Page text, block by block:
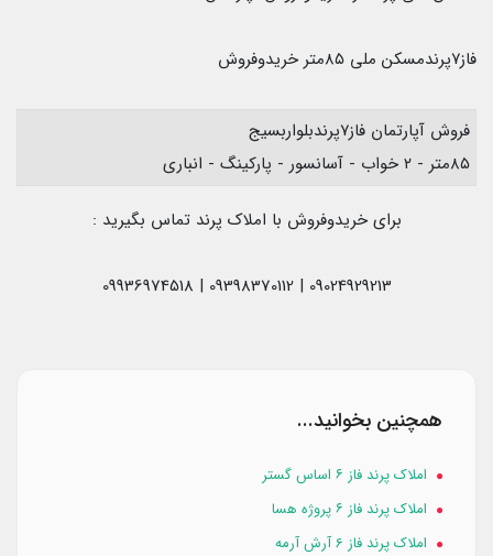
فاز۷پرندمسکن ملی ۸۵متر خریدوفروش
فروش آپارتمان فاز۷پرندبلواربسیج
۸۵متر - ۲ خواب - آسانسور - پارکینگ - انباری
برای خریدوفروش با املاک پرند تماس بگیرید :
09024929213 | 09398370112 | 09936974518
همچنین بخوانید...
املاک پرند فاز ۶ اساس گستر
املاک پرند فاز ۶ پروژه هسا
املاک پرند فاز 6 آرش آرمه